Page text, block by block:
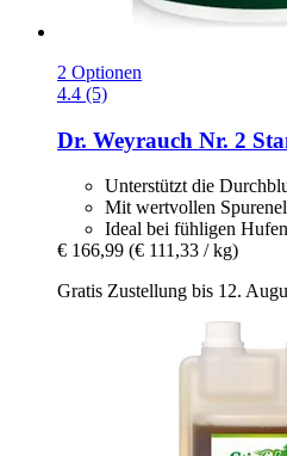
2 Optionen
4.4 (5)
Dr. Weyrauch Nr. 2
Unterstützt die
Mit wertvollen
Ideal bei fühligen Hufen
€ 166,99 (€ 111,33 / kg)
Gratis Zustellung bis 12.